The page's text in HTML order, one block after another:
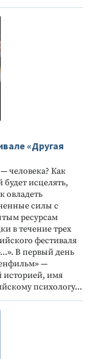
«Другая
человека? Как
исцелять,
овладеть
силы с
ресурсам
в течение трех
фестиваля
В первый день
—
историей, имя
психологу...